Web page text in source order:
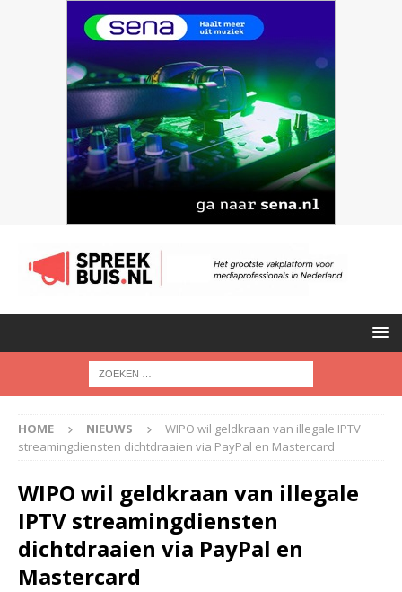
HOME NIEUWS
WIPO wil geldkraan van illegale IPTV
streamingdiensten dichtdraaien via PayPal en Mastercard
WIPO wil geldkraan van illegale
IPTV streamingdiensten
dichtdraaien via PayPal en
Mastercard